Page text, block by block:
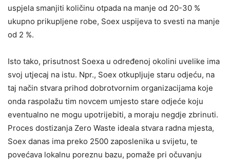
uspjela smanjiti količinu otpada na manje od 20-30 %
ukupno prikupljene robe, Soex uspijeva to svesti na manje
od 2 %.
Isto tako, prisutnost Soexa u određenoj okolini uvelike ima
svoj utjecaj na istu. Npr., Soex otkupljuje staru odjeću, na
taj način stvara prihod dobrotvornim organizacijama koje
onda raspolažu tim novcem umjesto stare odjeće koju
eventualno ne mogu upotrijebiti, a moraju negdje zbrinuti.
Proces dostizanja Zero Waste ideala stvara radna mjesta,
Soex danas ima preko 2500 zaposlenika u svijetu, te
povećava lokalnu poreznu bazu, pomaže pri očuvanju